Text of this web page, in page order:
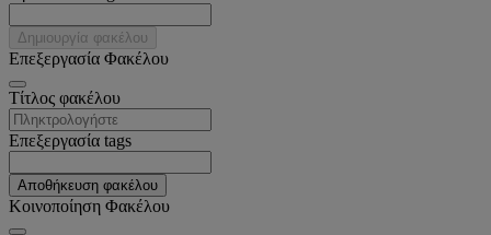
Δημιουργία φακέλου
Επεξεργασία Φακέλου
Tίτλος φακέλου
Επεξεργασία tags
Αποθήκευση φακέλου
Κοινοποίηση Φακέλου